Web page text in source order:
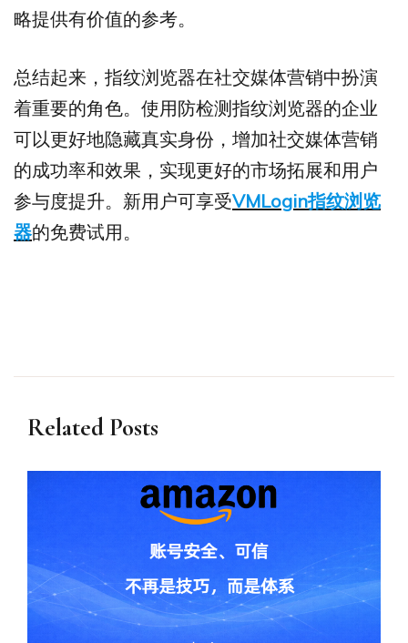
略提供有价值的参考。
总结起来，指纹浏览器在社交媒体营销中扮演
着重要的角色。使用防检测指纹浏览器的企业
可以更好地隐藏真实身份，增加社交媒体营销
的成功率和效果，实现更好的市场拓展和用户
参与度提升。新用户可享受VMLogin指纹浏览
器的免费试用。
Related Posts